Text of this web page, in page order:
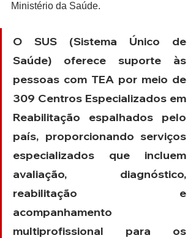
Ministério da Saúde.
O SUS (Sistema Único de
Saúde) oferece suporte às
pessoas com TEA por meio de
309 Centros Especializados em
Reabilitação espalhados pelo
país, proporcionando serviços
especializados que incluem
avaliação, diagnóstico,
reabilitação e
acompanhamento
multiprofissional para os